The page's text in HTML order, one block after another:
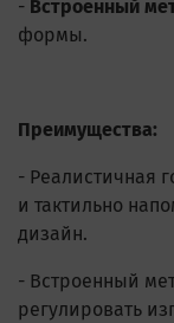
- Встроенный
формы.
Преимущества:
- Реалистичная
и тактильно
дизайн.
- Встроенный
регулировать